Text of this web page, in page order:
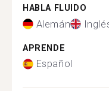
HABLA FLUIDO
Alemán
APRENDE
Español